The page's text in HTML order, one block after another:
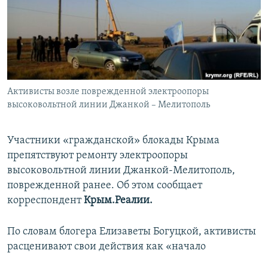
ПОБЕДИТЕЛЕЙ НЕ СУДЯТ?
КРЫМ.НЕПОКОРЕННЫЙ
ELIFBE
УКРАИНСКАЯ ПРОБЛЕМА КРЫМА
ПРИСОЕДИНЯЙТЕСЬ!
Все сайты RFE/RL
Активисты возле поврежденной электроопоры
высоковольтной линии Джанкой – Мелитополь
Участники «гражданской» блокады Крыма
препятствуют ремонту электроопоры
высоковольтной линии Джанкой-Мелитополь,
поврежденной ранее. Об этом сообщает
корреспондентКрым.Реалии.
По словам блогера Елизаветы Богуцкой, активисты
расценивают свои действия как «начало